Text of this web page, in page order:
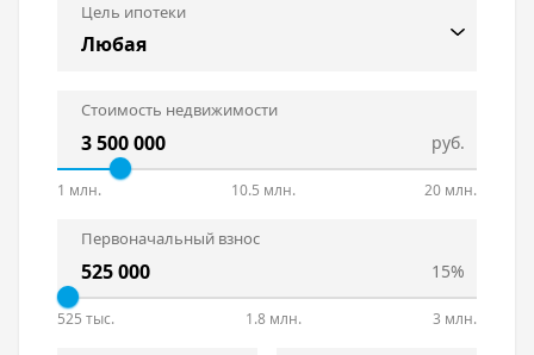
Цель ипотеки
Стоимость недвижимости
руб.
1 млн. 10.5 млн. 20 млн.
Первоначальный взнос
15%
525 тыс. 1.8 млн. 3 млн.